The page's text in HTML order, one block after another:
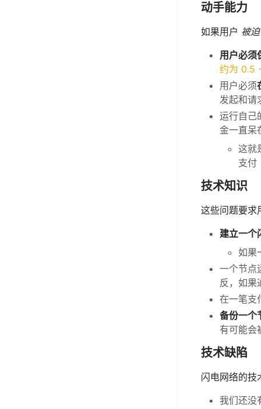
动手能力
如果用户 被迫
用户必须
约为 0.5
用户必须
发起和请
运行自己
金一直呆
这就
支付
技术知识
这些问题要求
建立一个
如果
一个节点
反，如果
在一笔支
备份一个
有可能会
技术缺陷
闪电网络的技
我们还没